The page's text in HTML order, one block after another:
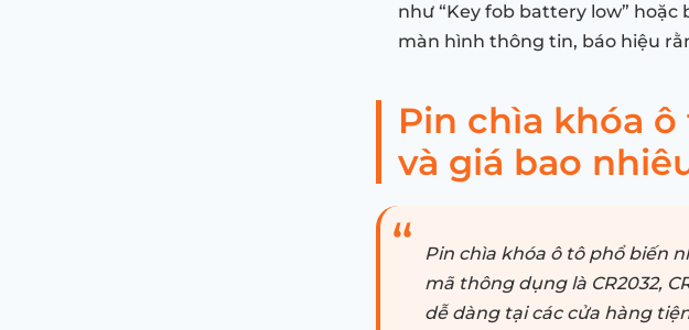
như “Key fob battery low”
màn hình thông tin, báo hiệu
Pin chìa khóa
và giá bao
Pin chìa khóa ô tô phổ biến
mã thông dụng là CR2032,
dễ dàng tại các cửa hàng